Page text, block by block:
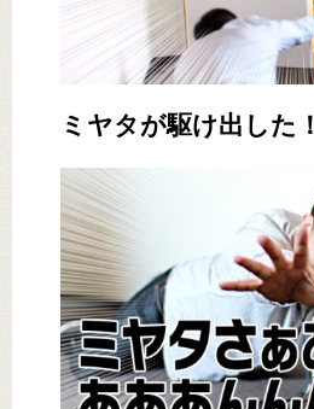
ミヤタが駆け出した！